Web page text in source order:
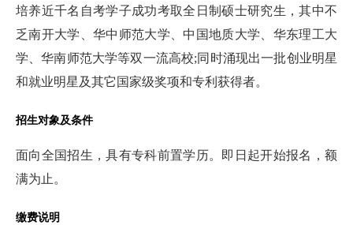
培养近千名自考学子成功考取全日制硕士研究生，其中不
乏南开大学、华中师范大学、中国地质大学、华东理工大
学、华南师范大学等双一流高校;同时涌现出一批创业明星
和就业明星及其它国家级奖项和专利获得者。
招生对象及条件
面向全国招生，具有专科前置学历。即日起开始报名，额
满为止。
缴费说明